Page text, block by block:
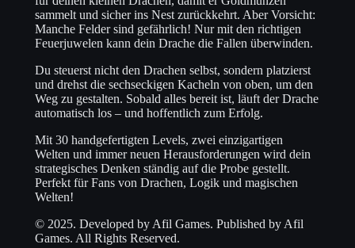
sammelt und sicher ins Nest zurückkehrt. Aber Vorsicht:
Manche Felder sind gefährlich! Nur mit den richtigen
Feuerjuwelen kann dein Drache die Fallen überwinden.
Du steuerst nicht den Drachen selbst, sondern platzierst
und drehst die sechseckigen Kacheln von oben, um den
Weg zu gestalten. Sobald alles bereit ist, läuft der Drache
automatisch los – und hoffentlich zum Erfolg.
Mit 30 handgefertigten Levels, zwei einzigartigen
Welten und immer neuen Herausforderungen wird dein
strategisches Denken ständig auf die Probe gestellt.
Perfekt für Fans von Drachen, Logik und magischen
Welten!
© 2025. Developed by Afil Games. Published by Afil
Games. All Rights Reserved.